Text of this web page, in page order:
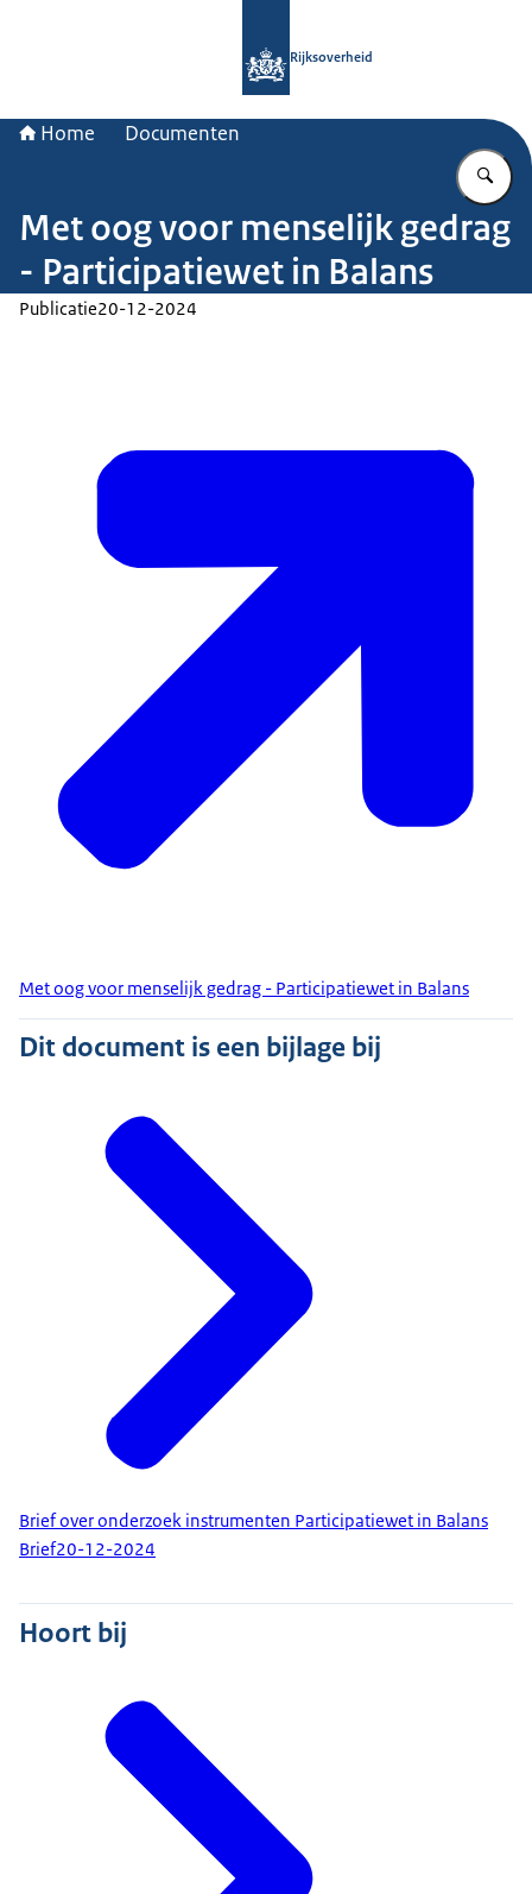
Rijksoverheid
Home Documenten
Met oog voor menselijk gedrag
- Participatiewet in Balans
Publicatie20-12-2024
Met oog voor menselijk gedrag - Participatiewet in Balans
Dit document is een bijlage bij
Brief over onderzoek instrumenten Participatiewet in Balans
Brief20-12-2024
Hoort bij